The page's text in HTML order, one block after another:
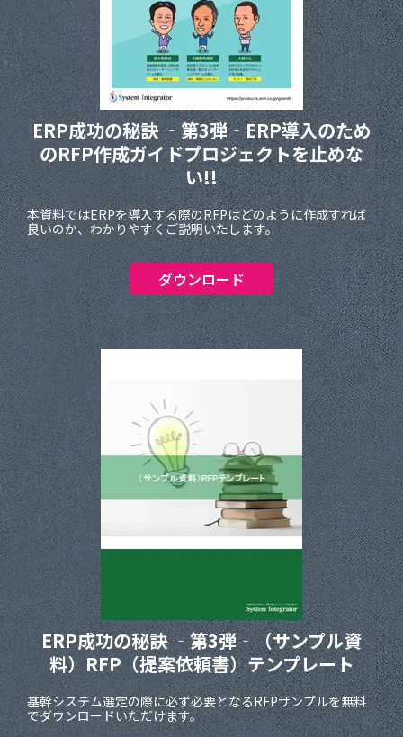
ERP成功の秘訣 ‐第3弾‐ERP導入のため
のRFP作成ガイドプロジェクトを止めな
い!!
本資料ではERPを導入する際のRFPはどのように作成すれば
良いのか、わかりやすくご説明いたします。
ダウンロード
ERP成功の秘訣 ‐第3弾‐（サンプル資
料） RFP（提案依頼書）テンプレート
基幹システム選定の際に必ず必要となるRFPサンプルを無料
でダウンロードいただけます。